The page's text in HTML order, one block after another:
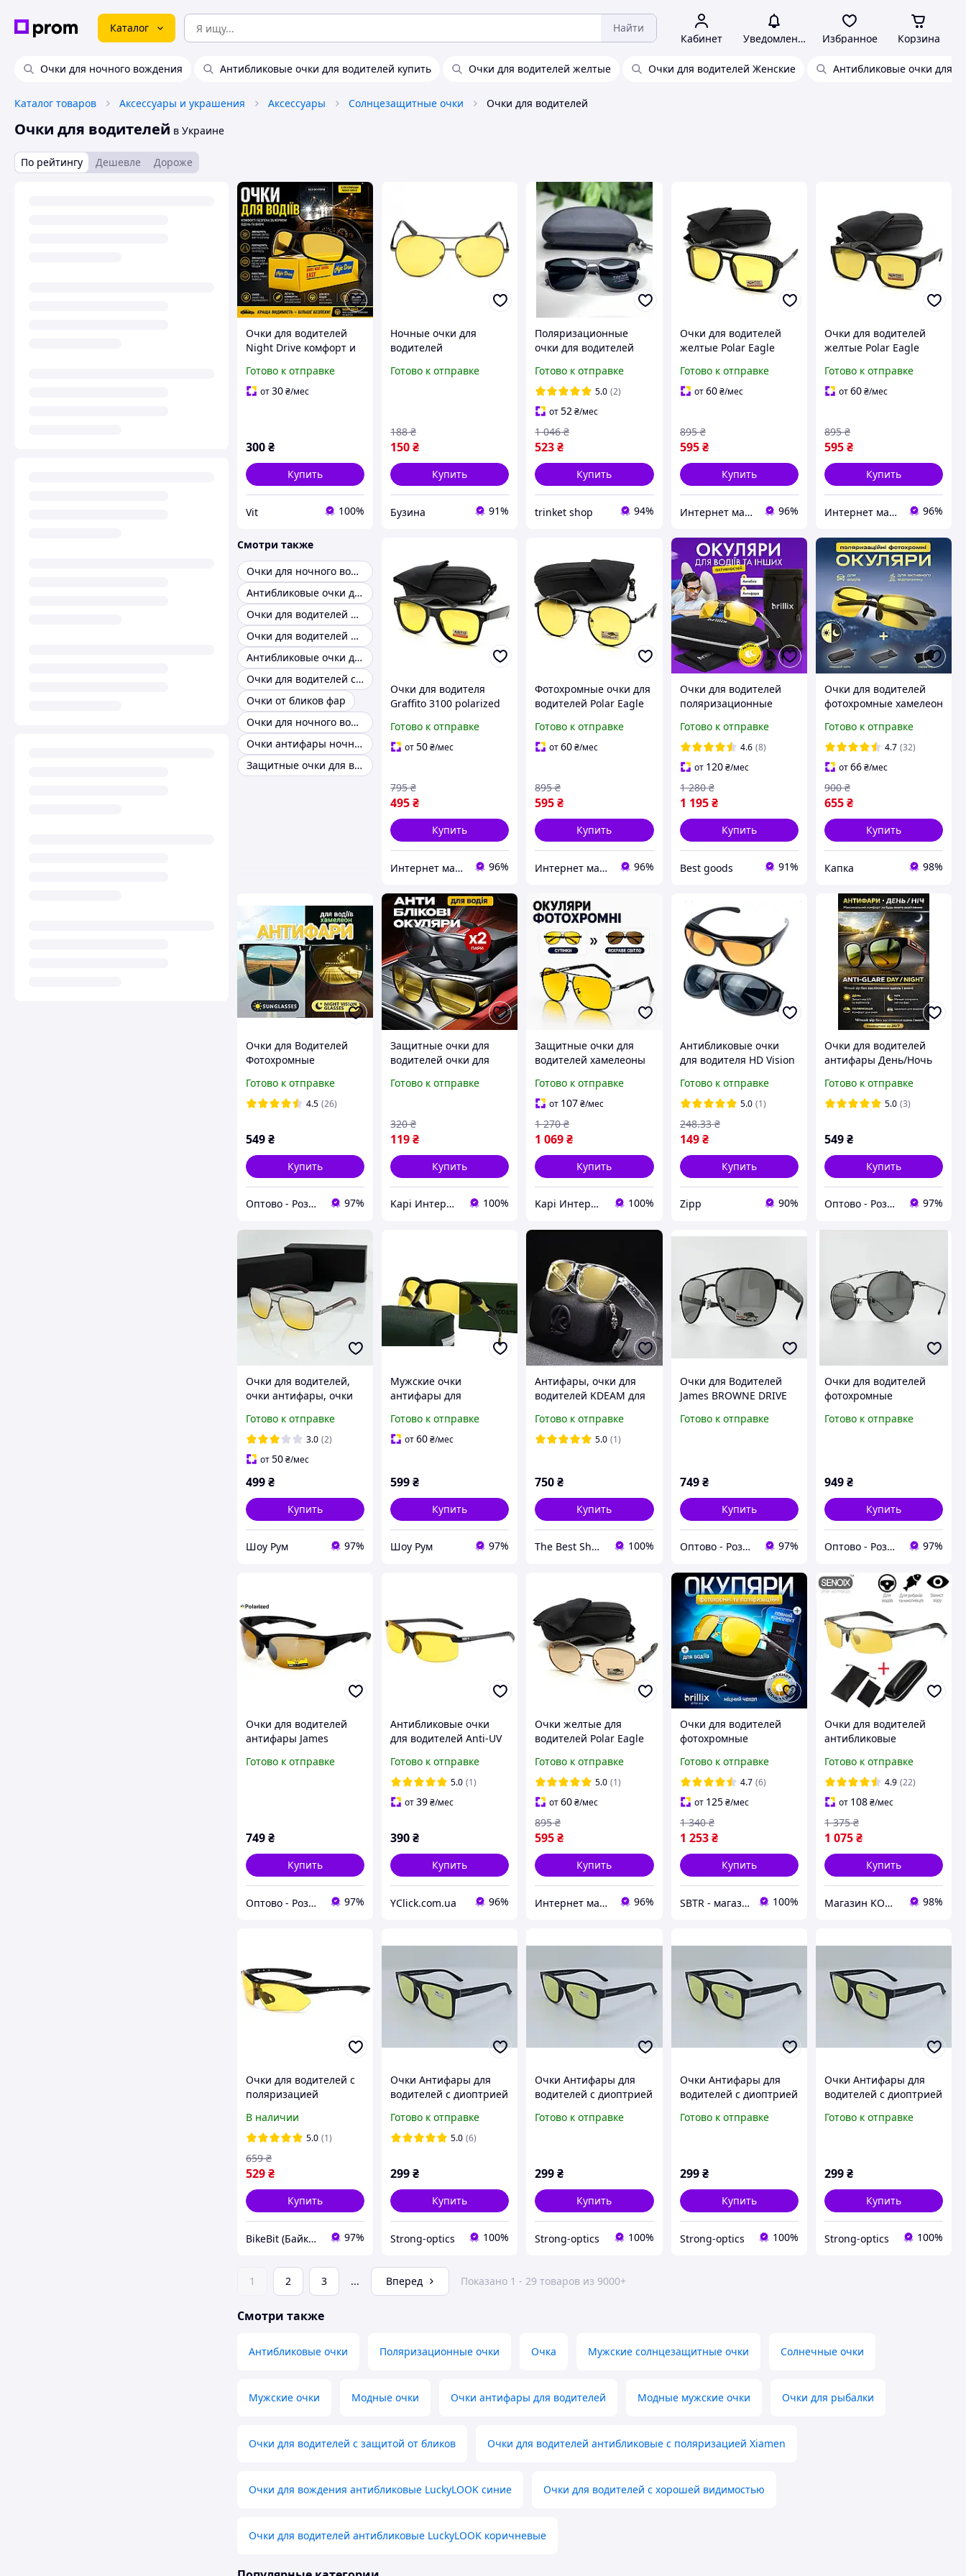
Каталог Найти
Кабинет Уведомления Избранное Корзина
Очки для ночного вождения Антибликовые очки для водителей купить Очки для водителей желтые Очки для водителей Женские Антибликовые очки для
Каталог товаров Аксессуары и украшения Аксессуары Солнцезащитные очки Очки для водителей
Очки для водителей в Украине
По рейтингу Дешевле Дороже
Очки для водителей
Night Drive комфорт и
Готово к отправке
от30₴/мес
300₴
Купить
Vit 100%
Ночные очки для
водителей
Готово к отправке
150₴
188 ₴
Купить
Бузина 91%
Поляризационные
очки для водителей
поликарбонатные
качественные очки
черные
Готово к отправке
5.0 (2)
от52₴/мес
523₴
1 046 ₴
Купить
trinket shop 94%
Очки для водителей
желтые Polar Eagle
боковыми шторками
Готово к отправке
от60 ₴/мес
595 ₴
895 ₴
Купить
Интернет магазин Ocloc'k 96%
Очки для водителей
желтые Polar Eagle
боковыми шторками
Готово к отправке
от60₴/мес
595₴
895 ₴
Купить
Интернет магазин Ocloc'k 96%
Смотри также
Очки для ночного вождения
Антибликовые очки для водителей купить
Очки для водителей желтые
Очки для водителей Женские
Антибликовые очки для водителей отзывы
Очки для водителей стекло
Очки от бликов фар
Очки для ночного вождения polaroid
Очки антифары ночные
Защитные очки для водителей
Очки для водителя
Graffito 3100 polarized
Готово к отправке
от50₴/мес
495₴
795 ₴
Купить
Интернет магазин Ocloc'k 96%
Фотохромные очки для
водителей Polar Eagle
поляризацией
Готово к отправке
от60₴/мес
595₴
895 ₴
Купить
Интернет магазин Ocloc'k 96%
Очки для водителей
поляризационные
ночной и дневной
езды с чехлом (BRL-
012Y)
Готово к отправке
4.6 (8)
от 120 ₴/мес
1 195 ₴
1 280 ₴
Купить
Best goods 91%
Очки для водителей
фотохромные хамелеон
ночь антиблик
антифары
антибликовые
хамелеоны
Готово к отправке
4.7 (32)
от66₴/мес
655₴
900 ₴
Купить
Капка 98%
Очки для Водителей
Фотохромные
Хамелеон
Готово к отправке
4.5 (26)
549₴
Купить
Оптово - Роздрібний інтернет - магазин "MONDO" 97%
Защитные очки для
водителей очки для
противобликовые очки
ночь антифары
комплект 2 шт
Готово к отправке
119₴
320 ₴
Купить
Kapi Интернет-магазин 100%
Защитные очки для
водителей хамелеоны
ночь
поляризационные
противобликовые
Готово к отправке
от 107₴/мес
1 069₴
1 270 ₴
Купить
Kapi Интернет-магазин 100%
Антибликовые очки
для водителя HD Vision
День Ночь
Готово к отправке
5.0 (1)
149 ₴
248.33 ₴
Купить
Zipp 90%
Очки для водителей
антифары День/Ночь
Хамелеон Fahrenheit с
Поляризацией UV400
Готово к отправке
5.0 (3)
549₴
Купить
Оптово - Роздрібний інтернет - магазин "MONDO" 97%
Очки для водителей,
очки антифары, очки
Готово к отправке
3.0 (2)
от50₴/мес
499₴
Купить
Шоу Рум 97%
Мужские очки
антифары для
(23025)
Готово к отправке
от60₴/мес
599₴
Купить
Шоу Рум 97%
Антифары, очки для
водителей KDEAM для
езды c фирменным
комплектом
Готово к отправке
5.0 (1)
750₴
Купить
The Best Shopping 100%
Очки для Водителей
James BROWNE DRIVE
Антифары,
Готово к отправке
749 ₴
Купить
Оптово - Роздрібний інтернет - магазин "MONDO" 97%
Очки для водителей
фотохромные
хамелеон HV68055_E-X
Готово к отправке
949₴
Купить
Оптово - Роздрібний інтернет - магазин "MONDO" 97%
Очки для водителей
антифары James
352D_В-DRV-Y1 с
Готово к отправке
749₴
Купить
Оптово - Роздрібний інтернет - магазин "MONDO" 97%
Антибликовые очки
для водителей Anti-UV
вождения. Антибликов,
Антифары
Готово к отправке
5.0 (1)
от39₴/мес
390₴
Купить
YClick.com.ua 96%
Очки желтые для
водителей Polar Eagle
(хамелеон) с
поляризацией
Готово к отправке
5.0 (1)
от60₴/мес
595₴
895 ₴
Купить
Интернет магазин Ocloc'k 96%
Очки для водителей
фотохромные
и дневной езды с
чехлом (SEN-PD2)
Готово к отправке
4.7 (6)
от 125 ₴/мес
1 253 ₴
1 340 ₴
Купить
SBTR - магазин кращих товарів 100%
Очки для водителей
антибликовые
ProDriver для ночной и
дневной езды с
защитным чехлом и
набор
Готово к отправке
4.9 (22)
от 108₴/мес
1 075₴
1 375 ₴
Купить
Магазин KOMO.COM.UA 98%
Очки для водителей с
поляризацией
солнцезащитные
антифары от солнца с
чехлом Черные
В наличии
5.0 (1)
529₴
659 ₴
Купить
BikeBit (БайкБит) 97%
Очки Антифары для
водителей с диоптрией
Готово к отправке
5.0 (6)
299₴
Купить
Strong-optics 100%
Очки Антифары для
водителей с диоптрией
2766(Плюс\Минус)
Готово к отправке
299₴
Купить
Strong-optics 100%
Очки Антифары для
водителей с диоптрией
2766(Плюс\Минус)
Готово к отправке
299 ₴
Купить
Strong-optics 100%
Очки Антифары для
водителей с диоптрией
2766(Плюс\Минус)
Готово к отправке
299₴
Купить
Strong-optics 100%
1 2 3 ... Вперед Показано 1 - 29 товаров из 9000+
Смотри также
Антибликовые очки Поляризационные очки Очка Мужские солнцезащитные очки Солнечные очки
Мужские очки Модные очки Очки антифары для водителей Модные мужские очки Очки для рыбалки
Очки для водителей с защитой от бликов Очки для водителей антибликовые с поляризацией Xiamen
Очки для вождения антибликовые LuckyLOOK синие Очки для водителей с хорошей видимостью
Очки для водителей антибликовые LuckyLOOK коричневые